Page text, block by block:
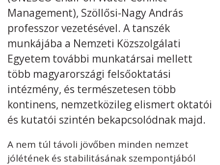
Management), Szöllősi-Nagy András
professzor vezetésével. A tanszék
munkájába a Nemzeti Közszolgálati
Egyetem további munkatársai mellett
több magyarországi felsőoktatási
intézmény, és természetesen több
kontinens, nemzetközileg elismert oktatói
és kutatói szintén bekapcsolódnak majd.
A nem túl távoli jövőben minden nemzet
jólétének és stabilitásának szempontjából